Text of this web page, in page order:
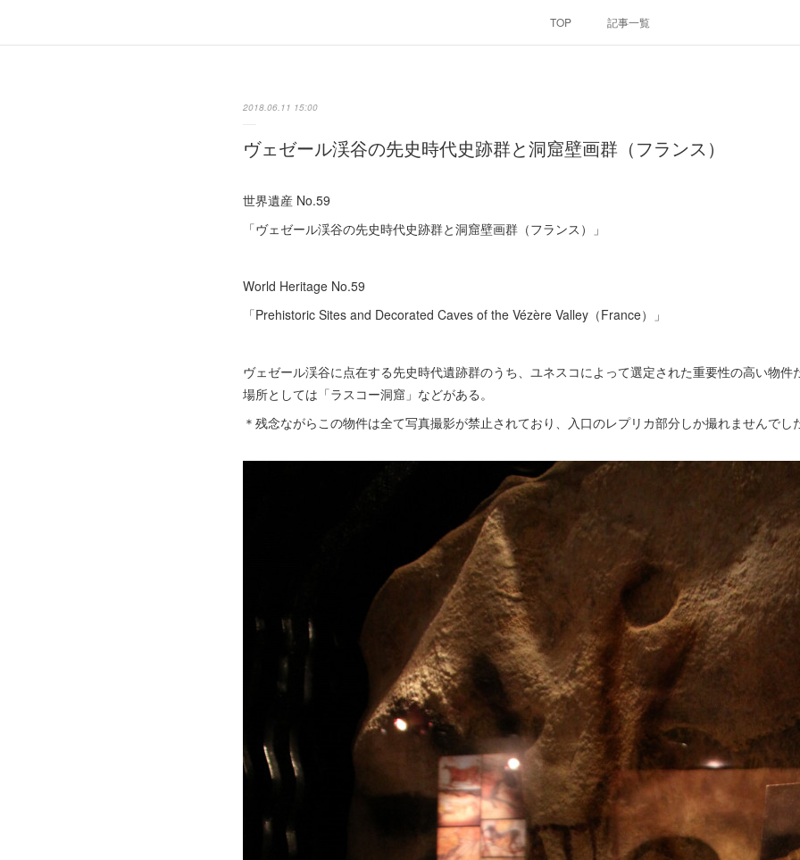
TOP 記事一覧
2018.06.11 15:00
ヴェゼール渓谷の先史時代史跡群と洞窟壁画群（フランス）
世界遺産 No.59
「ヴェゼール渓谷の先史時代史跡群と洞窟壁画群（フランス）」
World Heritage No.59
「Prehistoric Sites and Decorated Caves of the Vézère Valley（France）」
ヴェゼール渓谷に点在する先史時代遺跡群のうち、ユネスコによって選定された重要性の高い物件
場所としては「ラスコー洞窟」などがある。
＊残念ながらこの物件は全て写真撮影が禁止されており、入口のレプリカ部分しか撮れませんでし